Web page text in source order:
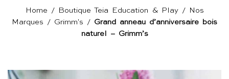
Home / Boutique Teia Education & Play/
Nos
Marques / Grimm's / Grand anneau d’anniversaire bois
naturel – Grimm’s